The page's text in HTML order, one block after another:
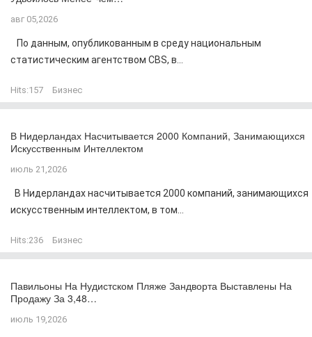
авг 05,2026
По данным, опубликованным в среду национальным
статистическим агентством CBS, в...
Hits:157 Бизнес
В Нидерландах Насчитывается 2000 Компаний, Занимающихся
Искусственным Интеллектом
июль 21,2026
В Нидерландах насчитывается 2000 компаний, занимающихся
искусственным интеллектом, в том...
Hits:236 Бизнес
Павильоны На Нудистском Пляже Зандворта Выставлены На
Продажу За 3,48…
июль 19,2026